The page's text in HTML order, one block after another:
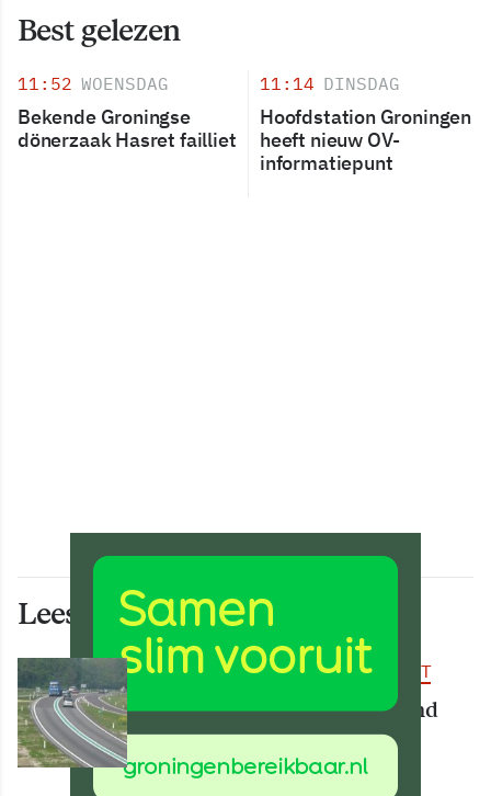
Best gelezen
11:52 WOENSDAG
Bekende Groningse
dönerzaak Hasret failliet
11:14 DINSDAG
Hoofdstation Groningen
heeft nieuw OV-
informatiepunt
Lees ook deze artikelen
BEREIKBAARHEID & MOBILITEIT
Deel van N34 meer dan maand
afgesloten vanwege
werkzaamheden